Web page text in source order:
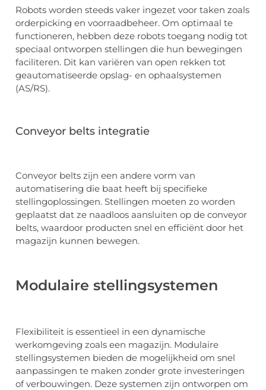
Robots worden steeds vaker ingezet voor taken zoals
orderpicking en voorraadbeheer. Om optimaal te
functioneren, hebben deze robots toegang nodig tot
speciaal ontworpen stellingen die hun bewegingen
faciliteren. Dit kan variëren van open rekken tot
geautomatiseerde opslag- en ophaalsystemen
(AS/RS).
Conveyor belts integratie
Conveyor belts zijn een andere vorm van
automatisering die baat heeft bij specifieke
stellingoplossingen. Stellingen moeten zo worden
geplaatst dat ze naadloos aansluiten op de conveyor
belts, waardoor producten snel en efficiënt door het
magazijn kunnen bewegen.
Modulaire stellingsystemen
Flexibiliteit is essentieel in een dynamische
werkomgeving zoals een magazijn. Modulaire
stellingsystemen bieden de mogelijkheid om snel
aanpassingen te maken zonder grote investeringen
of verbouwingen. Deze systemen zijn ontworpen om